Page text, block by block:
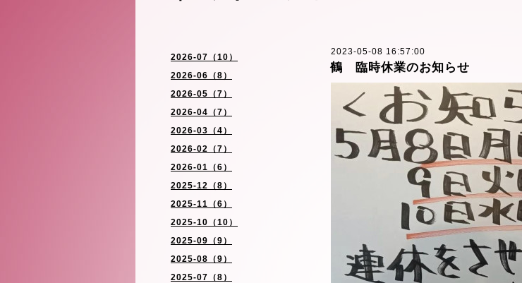
2026-07（10）
2026-06（8）
2026-05（7）
2026-04（7）
2026-03（4）
2026-02（7）
2026-01（6）
2025-12（8）
2025-11（6）
2025-10（10）
2025-09（9）
2025-08（9）
2025-07（8）
2023-05-08 16:57:00
鶴 臨時休業のお知らせ